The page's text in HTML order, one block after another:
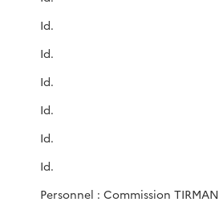
Id.
Id.
Id.
Id.
Id.
Id.
Personnel : Commission TIRMAN